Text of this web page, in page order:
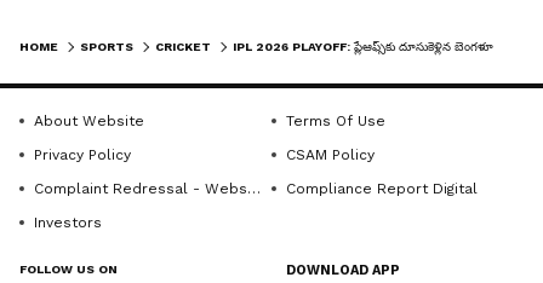
5
HOME SPORTS CRICKET
About Website
Terms Of Use
Privacy Policy
CSAM Policy
Complaint Redressal - Website
Compliance Report Digital
Investors
FOLLOW US ON DOWNLOAD APP